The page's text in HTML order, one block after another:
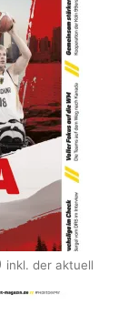
inkl. der aktuell